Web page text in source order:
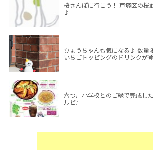
桜さんぽに行こう！ 戸塚区の桜
♪
ひょうちゃんも気になる♪ 数量
いちごトッピングのドリンクが登
六つ川小学校とのご縁で完成し
ルビ』